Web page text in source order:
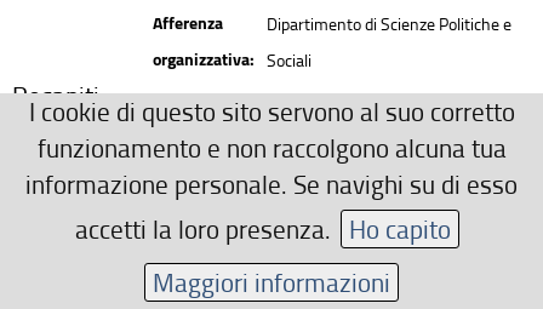
Afferenza
organizzativa:
Dipartimento di Scienze Politiche e
Sociali
Recapiti
0552759496
vittorio.mete(AT)unifi.it
Area riservata
I cookie di questo sito servono al suo corretto
funzionamento e non raccolgono alcuna tua
informazione personale. Se navighi su di esso
accetti la loro presenza. Ho capito
Maggiori informazioni